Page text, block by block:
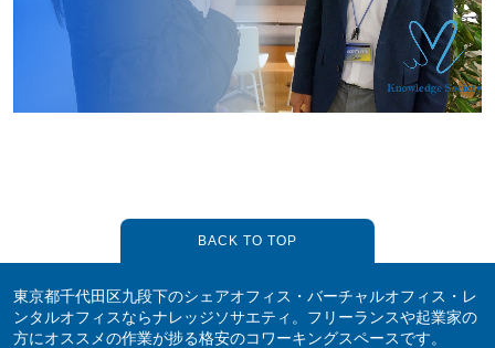
BACK TO TOP
東京都千代田区九段下のシェアオフィス・バーチャルオフィス・レ
ンタルオフィスならナレッジソサエティ。フリーランスや起業家の
方にオススメの作業が捗る格安のコワーキングスペースです。